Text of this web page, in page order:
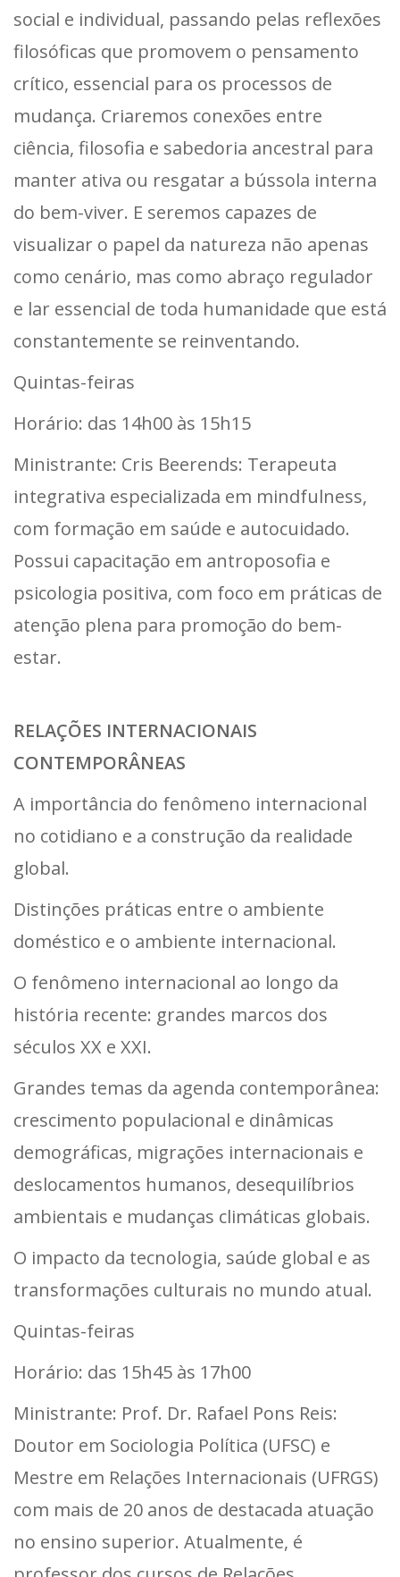
social e individual, passando pelas reflexões
filosóficas que promovem o pensamento
crítico, essencial para os processos de
mudança. Criaremos conexões entre
ciência, filosofia e sabedoria ancestral para
manter ativa ou resgatar a bússola interna
do bem-viver. E seremos capazes de
visualizar o papel da natureza não apenas
como cenário, mas como abraço regulador
e lar essencial de toda humanidade que está
constantemente se reinventando.
Quintas-feiras
Horário: das 14h00 às 15h15
Ministrante: Cris Beerends: Terapeuta
integrativa especializada em mindfulness,
com formação em saúde e autocuidado.
Possui capacitação em antroposofia e
psicologia positiva, com foco em práticas de
atenção plena para promoção do bem-
estar.
RELAÇÕES INTERNACIONAIS
CONTEMPORÂNEAS
A importância do fenômeno internacional
no cotidiano e a construção da realidade
global.
Distinções práticas entre o ambiente
doméstico e o ambiente internacional.
O fenômeno internacional ao longo da
história recente: grandes marcos dos
séculos XX e XXI.
Grandes temas da agenda contemporânea:
crescimento populacional e dinâmicas
demográficas, migrações internacionais e
deslocamentos humanos, desequilíbrios
ambientais e mudanças climáticas globais.
O impacto da tecnologia, saúde global e as
transformações culturais no mundo atual.
Quintas-feiras
Horário: das 15h45 às 17h00
Ministrante: Prof. Dr. Rafael Pons Reis:
Doutor em Sociologia Política (UFSC) e
Mestre em Relações Internacionais (UFRGS)
com mais de 20 anos de destacada atuação
no ensino superior. Atualmente, é